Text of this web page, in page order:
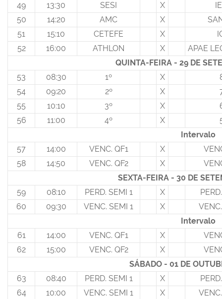
49
13:30 SESI X
50
14:20 AMC X
51
15:10 CETEFE X
52
16:00 ATHLON X
APAE
QUINTA-FEIRA - 29 DE
53
08:30 1º X
54
09:20 2º X
55
10:10 3º X
56
11:00 4º X
Intervalo
57
14:00 VENC. QF1 X
58
14:50 VENC. QF2 X
SEXTA-FEIRA - 30 DE
59
08:10 PERD. SEMI 1 X
60
09:30 VENC. SEMI 1 X
Intervalo
61
14:00 VENC. QF1 X
62
15:00 VENC. QF2 X
SÁBADO - 01 DE
63
08:40 PERD. SEMI 1 X
64
10:00 VENC. SEMI 1 X